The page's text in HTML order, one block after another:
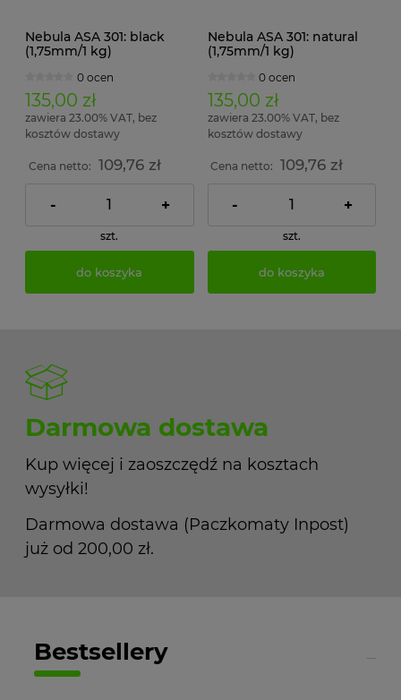
Nebula ASA 301: black
(1,75mm/1 kg)
0 ocen
135,00 zł
zawiera 23.00% VAT, bez
kosztów dostawy
Cena netto: 109,76 zł
- +
szt.
do koszyka
Nebula ASA 301: natural
(1,75mm/1 kg)
0 ocen
135,00 zł
zawiera 23.00% VAT, bez
kosztów dostawy
Cena netto: 109,76 zł
- +
szt.
do koszyka
Darmowa dostawa
Kup więcej i zaoszczędź na kosztach
wysyłki!
Darmowa dostawa (Paczkomaty Inpost)
już od 200,00 zł.
Bestsellery